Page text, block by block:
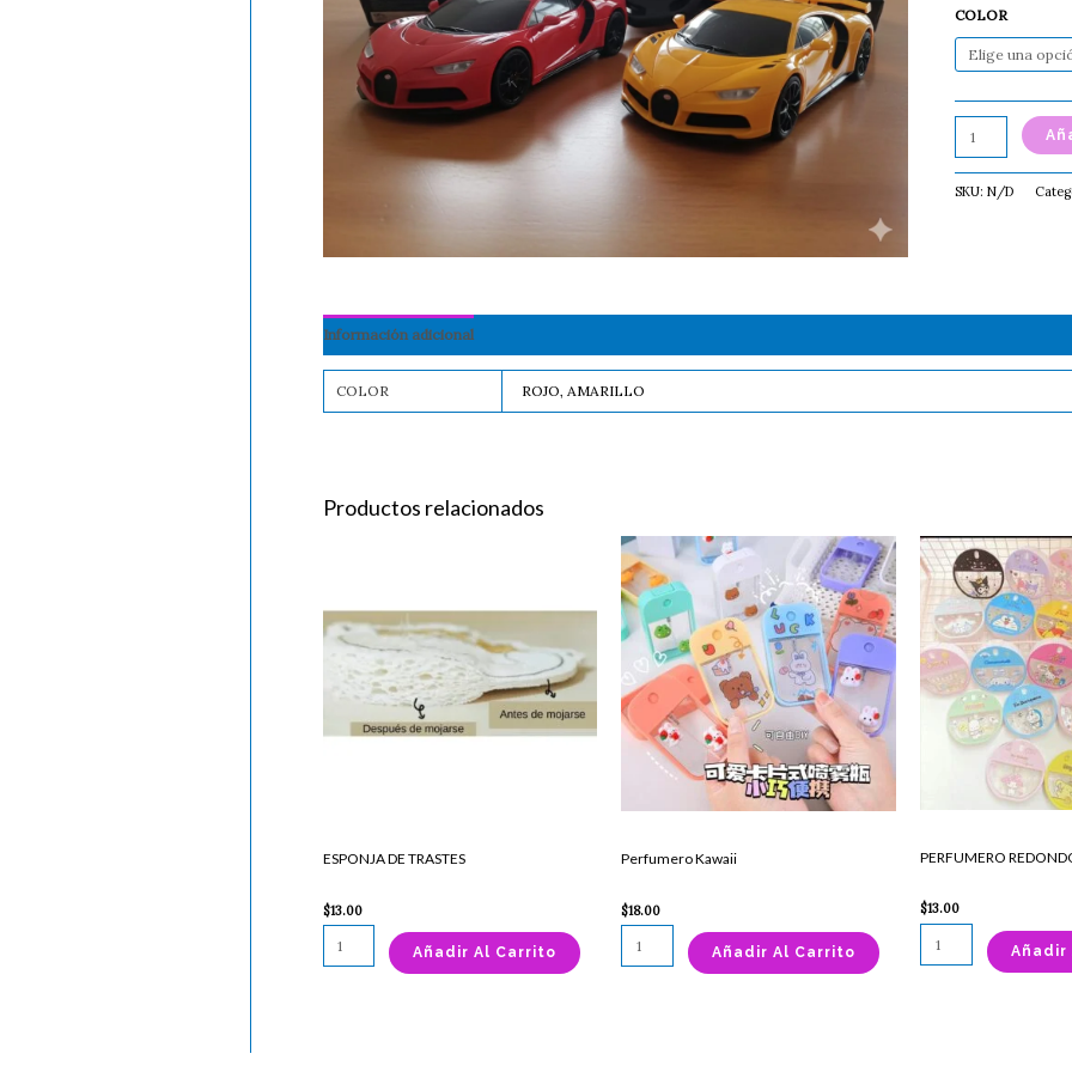
COLOR
SKU:N/D
Información adicional
COLOR ROJO, AMARILLO
Productos relacionados
ESPONJA DE TRASTES
$13.00
cantidad
Añadir Al Carrito
Perfumero Kawaii
$18.00
Perfumero
Kawaii
cantidad
Añadir Al Carrito
PERFUMERO
$13.00
PERFUMERO
REDONDO
cantidad
Añadir